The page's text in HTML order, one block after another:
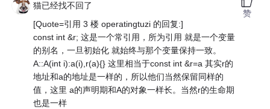
猫已经找不回了
[Quote=引用 3 楼 operatingtuzi 的回复:]
const int &r; 这是一个常引用，所为引用 就是一个变量
的别名，一旦初始化 就始终与那个变量保持一致。
A::A(int i):a(i),r(a){} 这里相当于const int &r=a 其实r的
地址和a的地址是一样的，所以他们当然保留同样的
值，这里 a的声明期和A的对象一样长。当然r的生命期
也是一样
赞